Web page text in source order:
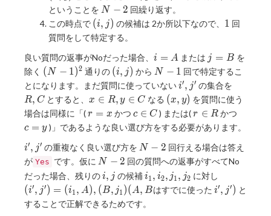
R, y
\in
C, x
\neq
r, y
\neq
ということを N-
2
N − 2 回繰り返す。
この時点で (i,j)
(i, j) の候補は 2か所以下なので、 1
1 回
質問をして特定する。
良い質問の返事がNoだった場合、 i=A
i = A または j=B
j = B を
除く (N-
1)^2
(N − 1)2 通りの (i,j)
(i, j) から N-
1
N − 1 回で特定するこ
とになります。まだ質問に使っていないi',j'
i′, j′ の集合を
R, C とすると、x
\in
R,
y
\in
C
x ∈ R, y ∈ C なる (x,y)
(x, y) を質問に使う
場合は同様に「(r=x
r = x かつ c\in
C
c ∈ C ) または(r
\in
r ∈ Rかつ
c = y )」であるような良い選び方をする必要があります。
i',j'
i′, j′ の重複なく良い選び方を N-
2
N − 2 回行える場合は答え
が Yes です。仮に N-
2
N − 2 回の質問への返事がすべてNo
だった場合、残りのi,j
i, j の候補i_1,i_2,j_1,j_2
i1 , i2, j1 , j2 に対し
(i_1,A),
(B, j_1)
(i′, j′ ) = (i1 , A), (B, j1 )(A, Bはすでに使ったi',j')
i′, j′ ) と
することで正解できるためです。